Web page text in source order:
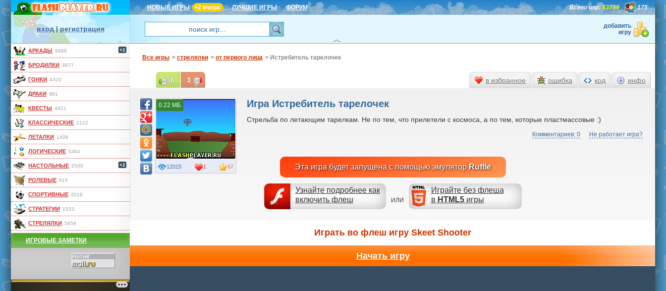
НОВЫЕ ИГРЫ +2 вчера ЛУЧШИЕ ИГРЫ ФОРУМ 175
Всего игр:43799
вход|регистрация
добавить
игру
АРКАДЫ 9988 +1
БРОДИЛКИ 3977
ГОНКИ 4320
ДРАКИ 861
КВЕСТЫ 4921
КЛАССИЧЕСКИЕ 2122
ЛЕТАЛКИ 1408
ЛОГИЧЕСКИЕ 5364
НАСТОЛЬНЫЕ 2500 +1
РОЛЕВЫЕ 615
СПОРТИВНЫЕ 2018
СТРАТЕГИИ 1533
СТРЕЛЯЛКИ 5659
ИГРОВЫЕ ЗАМЕТКИ
Все игры > стрелялки > от первого лица > Истребитель тарелочек
Игра Истребитель тарелочек
Стрельба по летающим тарелкам. Не по тем, что прилетели с космоса, а по тем, которые пластмассовые :)
Комментариев: 0 Не работает игра?
Эта игра будет запущена с помощью эмулятор Ruffle
Узнайте подробнее как
включить флеш
ИЛИ
Играйте без флеша
в HTML5игры
67
12015 1
0.22 МБ
6 3 в избранное ошибка код инфо
Играть во флеш игру Skeet Shooter
Начать игру